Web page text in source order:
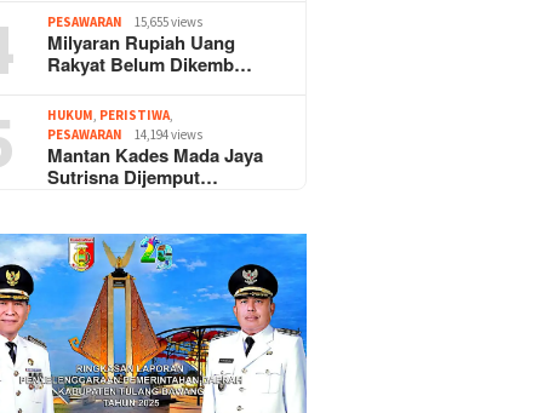
PESAWARAN 15,655 views
Milyaran Rupiah Uang
Rakyat Belum Dikemb…
HUKUM PERISTIWA
PESAWARAN
14,194 views
Mantan Kades Mada Jaya
Sutrisna Dijemput…